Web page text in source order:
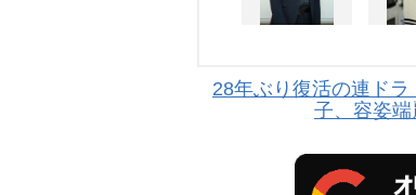
28年ぶり復活の連ド
子、容姿端